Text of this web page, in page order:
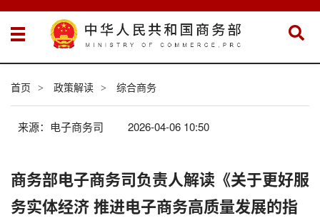
首页 > 政策解读 > 综合商务
来源：电子商务司 2026-04-06 10:50
商务部电子商务司负责人解读《关于更好服
务实体经济 推进电子商务高质量发展的指